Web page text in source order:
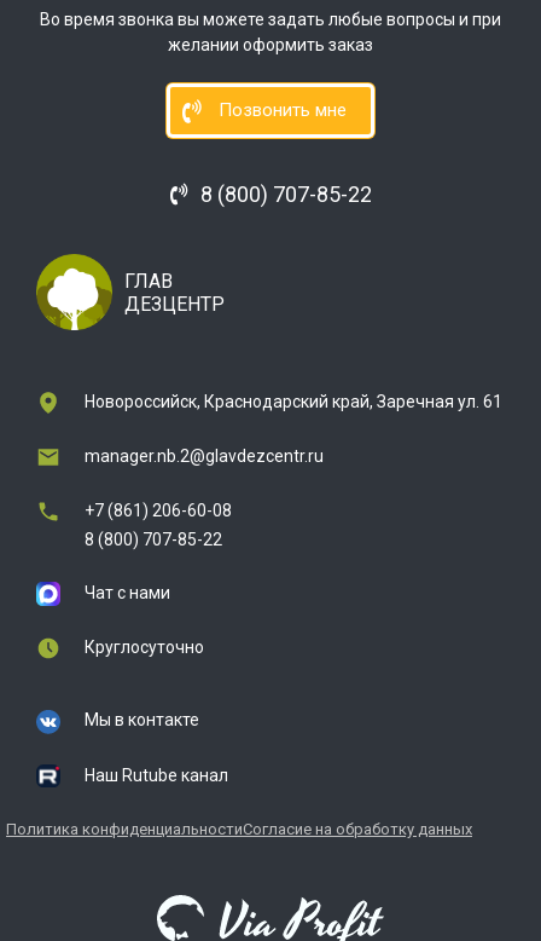
Во время звонка вы можете задать любые вопросы и при
желании оформить заказ
Позвонить мне
8 (800) 707-85-22
ГЛАВ
ДЕЗЦЕНТР
Новороссийск, Краснодарский край, Заречная ул. 61
manager.nb.2@glavdezcentr.ru
+7 (861) 206-60-08
8 (800) 707-85-22
Чат с нами
Круглосуточно
Мы в контакте
Наш Rutube канал
Политика конфиденциальностиСогласие на обработку данных